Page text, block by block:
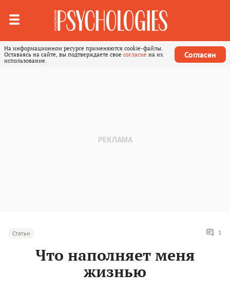
На информационном ресурсе применяются cookie-файлы.
Оставаясь на сайте, вы подтверждаете свое согласие на их
использование.
Согласен
Статьи 1
Что наполняет меня
жизнью